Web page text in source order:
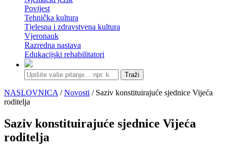
Povijest
Tehnička kultura
Tjelesna i zdravstvena kultura
Vjeronauk
Razredna nastava
Edukacijski rehabilitatori
Traži
NASLOVNICA /Novosti / Saziv konstituirajuće sjednice Vijeća
roditelja
Saziv konstituirajuće sjednice Vijeća
roditelja